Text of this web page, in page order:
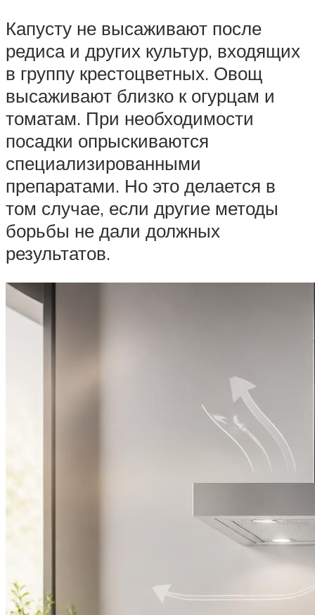
Капусту не высаживают после
редиса и других культур, входящих
в группу крестоцветных. Овощ
высаживают близко к огурцам и
томатам. При необходимости
посадки опрыскиваются
специализированными
препаратами. Но это делается в
том случае, если другие методы
борьбы не дали должных
результатов.